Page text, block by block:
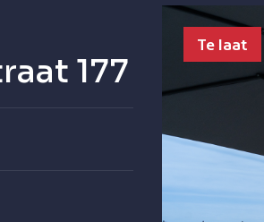
177
Te laat